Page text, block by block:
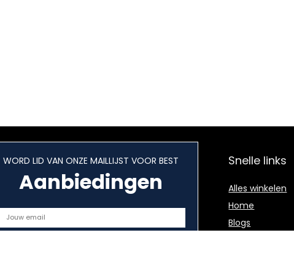
WORD LID VAN ONZE MAILLIJST VOOR BEST
Aanbiedingen
Snelle links
Alles winkelen
Home
Blogs